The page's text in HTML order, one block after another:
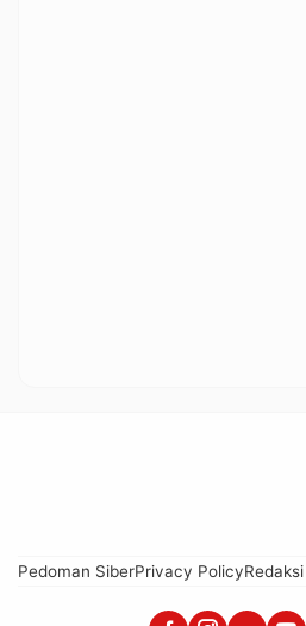
Pedoman SiberPrivacy PolicyRedaksi